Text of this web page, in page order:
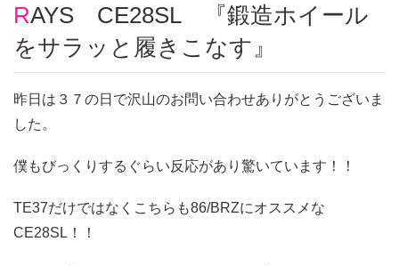
RAYS CE28SL 『鍛造ホイール
をサラッと履きこなす』
昨日は３７の日で沢山のお問い合わせありがとうございま
した。
僕もびっくりするぐらい反応があり驚いています！！
TE37だけではなくこちらも86/BRZにオススメな
CE28SL！！